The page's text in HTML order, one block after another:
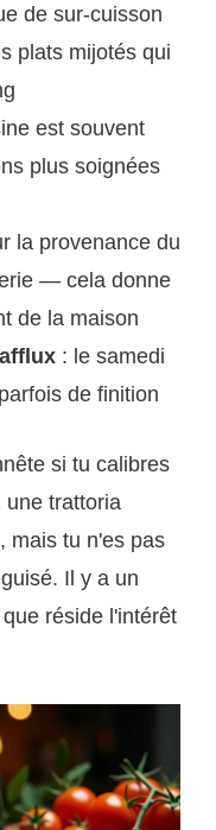
de sur-cuisson
plats mijotés qui
est souvent
plus soignées
la provenance du
— cela donne
de la maison
: le samedi
de finition
si tu calibres
une trattoria
, mais tu n'es pas
Il y a un
réside l'intérêt